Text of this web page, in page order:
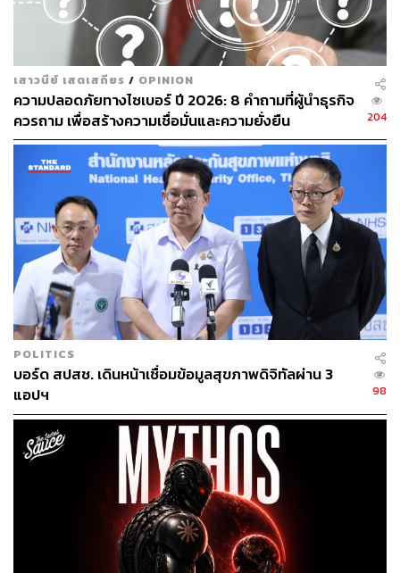
แม้องค์กรในประเทศไทยจะมีเพียง 27% ที่มีความพร้อมใน
ระดับ ‘สมบูรณ์’ (เส้นสีเขียว) แต่ต้องถือว่าเราทำได้ดีกว่าค่า
เฉลี่ยโดยรวมของโลกที่ 15% และมีองค์กรในไทยน้อยกว่า
ครึ่งที่มีความพร้อมต่ำกว่ามาตรฐาน (39%) ในขณะที่ทั่วโลก
ยังต่ำกว่ามาตรฐานถึง 55% ซึ่งถือเป็นสัญญาณที่ดีของความ
ตื่นตัวในเรื่องนี้
อย่างไรก็ตาม ความพร้อมในระดับ ‘สมบูรณ์’ มิได้
หมายความว่าองค์กรจะไม่มีความเสี่ยง เพราะ 89% ของผู้
ตอบแบบสอบถามในไทยคาดว่า เหตุการณ์ด้านความ
ปลอดภัยทางไซเบอร์จะทำให้ธุรกิจของพวกเขาหยุดชะงักใน
12-24 เดือนข้างหน้า
หากปราศจากการเตรียมพร้อมที่ดีก็สามารถนำไปสู่ความเสีย
หายมูลค่าสูงได้ โดย 66% ของผู้ตอบแบบสอบถามกล่าวว่า
พวกเขาประสบเหตุการณ์ด้านความปลอดภัยทางไซเบอร์ใน
ช่วง 12 เดือนที่ผ่านมา และองค์กรครึ่งหนึ่งที่ได้รับผลกระทบ
ต้องแบกรับความเสียหายมูลค่าอย่างน้อย 5 แสนดอลลาร์
ทั้งนี้ทั้งนั้น วีระเน้นย้ำว่า ความปลอดภัยไซเบอร์ยุคนี้ต้องมา
จากองค์ประกอบ 3 ส่วนที่ทำงานร่วมกันคือ ‘คน กระบวนการ
ทำงาน และเทคโนโลยี’ แต่สิ่งที่ควรให้ความสำคัญมากที่สุด
ในบรรดา 3 ปัจจัยนี้คือเรื่องของคน ที่จำเป็นต้องมีความรู้
ความเข้าใจที่ดี เพราะต่อให้ระบบจะล้ำสมัยแค่ไหน แต่ถ้า
ความเสียหายก็สามารถเกิดขึ้นได้อยู่ดีถ้าบุคลากรไม่มีความรู้
เสาวนีย์ เสตเสถียร / OPINION
ความปลอดภัยทางไซเบอร์ ปี 2026: 8 คำถามที่ผู้นำธุรกิจ
ควรถาม เพื่อสร้างความเชื่อมั่นและความยั่งยืน
204
POLITICS
บอร์ด สปสช. เดินหน้าเชื่อมข้อมูลสุขภาพดิจิทัลผ่าน 3
แอปฯ
98